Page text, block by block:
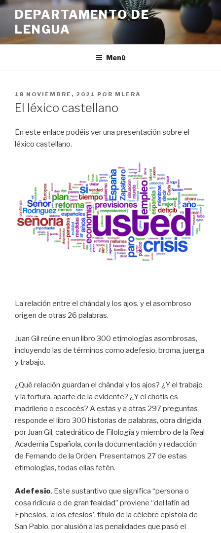
Ir
contenido
DEPARTAMENTO DE
LENGUA
Menú
PUBLICADO
EN
18 NOVIEMBRE, 2021 POR MLERA
El léxico castellano
En este enlace podéis ver una presentación sobre el
léxico castellano.
La relación entre el chándal y los ajos, y el asombroso
origen de otras 26 palabras.
Juan Gil reúne en un libro 300 etimologías asombrosas,
incluyendo las de términos como adefesio, broma, juerga
y trabajo.
¿Qué relación guardan el chándal y los ajos? ¿Y el trabajo
y la tortura, aparte de la evidente? ¿Y el chotis es
madrileño o escocés? A estas y a otras 297 preguntas
responde el libro 300 historias de palabras, obra dirigida
por Juan Gil, catedrático de Filología y miembro de la Real
Academia Española, con la documentación y redacción
de Fernando de la Orden. Presentamos 27 de estas
etimologías, todas ellas fetén.
Adefesio. Este sustantivo que significa “persona o
cosa ridícula o de gran fealdad” proviene “del latín ad
Ephesios, ‘a los efesios’, título de la célebre epístola de
San Pablo, por alusión a las penalidades que pasó el